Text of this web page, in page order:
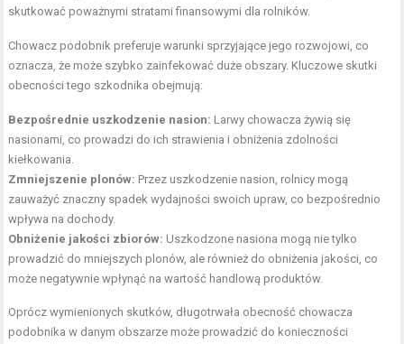
skutkować poważnymi stratami finansowymi dla rolników.
Chowacz podobnik preferuje warunki sprzyjające jego rozwojowi, co
oznacza, że może szybko zainfekować duże obszary. Kluczowe skutki
obecności tego szkodnika obejmują:
Bezpośrednie uszkodzenie nasion: Larwy chowacza żywią się
nasionami, co prowadzi do ich strawienia i obniżenia zdolności
kiełkowania.
Zmniejszenie plonów: Przez uszkodzenie nasion, rolnicy mogą
zauważyć znaczny spadek wydajności swoich upraw, co bezpośrednio
wpływa na dochody.
Obniżenie jakości zbiorów: Uszkodzone nasiona mogą nie tylko
prowadzić do mniejszych plonów, ale również do obniżenia jakości, co
może negatywnie wpłynąć na wartość handlową produktów.
Oprócz wymienionych skutków, długotrwała obecność chowacza
podobnika w danym obszarze może prowadzić do konieczności